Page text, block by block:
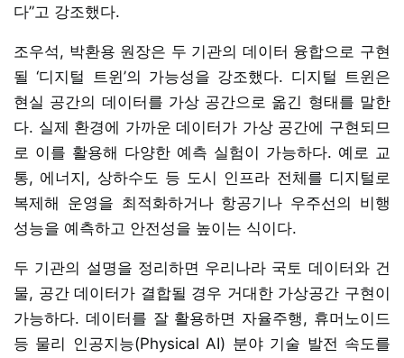
다”고 강조했다.
조우석, 박환용 원장은 두 기관의 데이터 융합으로 구현
될 ‘디지털 트윈’의 가능성을 강조했다. 디지털 트윈은
현실 공간의 데이터를 가상 공간으로 옮긴 형태를 말한
다. 실제 환경에 가까운 데이터가 가상 공간에 구현되므
로 이를 활용해 다양한 예측 실험이 가능하다. 예로 교
통, 에너지, 상하수도 등 도시 인프라 전체를 디지털로
복제해 운영을 최적화하거나 항공기나 우주선의 비행
성능을 예측하고 안전성을 높이는 식이다.
두 기관의 설명을 정리하면 우리나라 국토 데이터와 건
물, 공간 데이터가 결합될 경우 거대한 가상공간 구현이
가능하다. 데이터를 잘 활용하면 자율주행, 휴머노이드
등 물리 인공지능(Physical AI) 분야 기술 발전 속도를